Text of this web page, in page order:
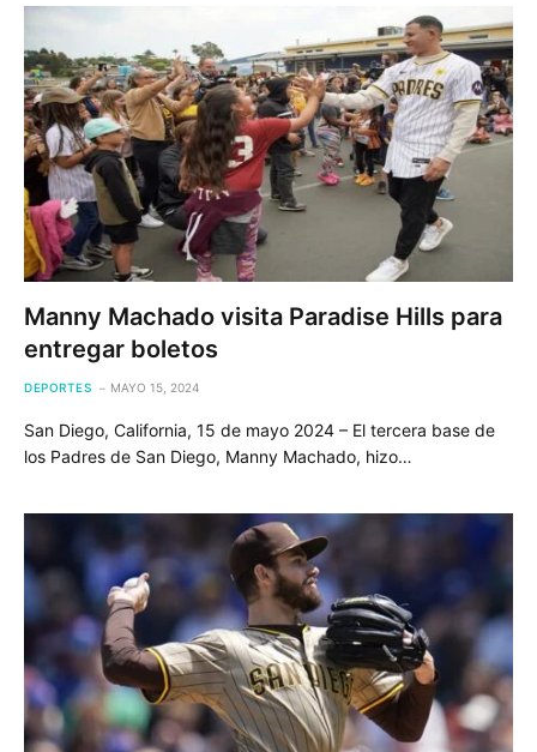
Manny Machado visita Paradise Hills para
entregar boletos
DEPORTES MAYO 15, 2024
San Diego, California, 15 de mayo 2024 – El tercera base de
los Padres de San Diego, Manny Machado, hizo…